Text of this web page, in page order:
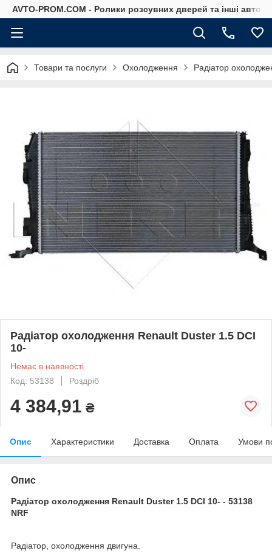
AVTO-PROM.COM - Ролики розсувних дверей та інші
Товари та послуги Охолодження Радіатор
Радіатор охолодження Renault Duster 1.5 DCI
10-
Немає в наявності
Код: 53138
Роздріб
4 384,91 ₴
Опис Характеристики Доставка Оплата Умови
Опис
Радіатор охолодження Renault Duster 1.5 DCI 10- - 53138
NRF
Радіатор, охолодження двигуна.